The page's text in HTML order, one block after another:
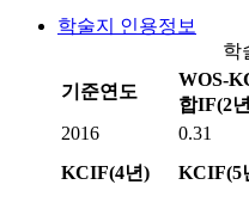
학술지 인용정보
학
기준연도
WOS-
합IF(2
2016 0.31
KCIF(4년)
KCIF(5